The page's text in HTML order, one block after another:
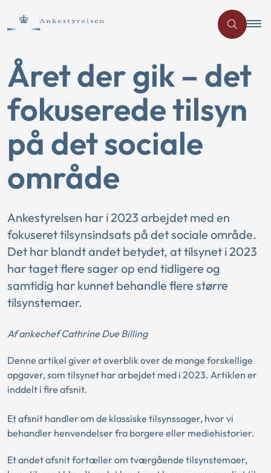
Året der gik – det
fokuserede tilsyn
på det sociale
område
Ankestyrelsen har i 2023 arbejdet med en
fokuseret tilsynsindsats på det sociale område.
Det har blandt andet betydet, at tilsynet i 2023
har taget flere sager op end tidligere og
samtidig har kunnet behandle flere større
tilsynstemaer.
Af ankechef Cathrine Due Billing
Denne artikel giver et overblik over de mange forskellige
opgaver, som tilsynet har arbejdet med i 2023. Artiklen er
inddelt i fire afsnit.
Et afsnit handler om de klassiske tilsynssager, hvor vi
behandler henvendelser fra borgere eller mediehistorier.
Et andet afsnit fortæller om tværgående tilsynstemaer,